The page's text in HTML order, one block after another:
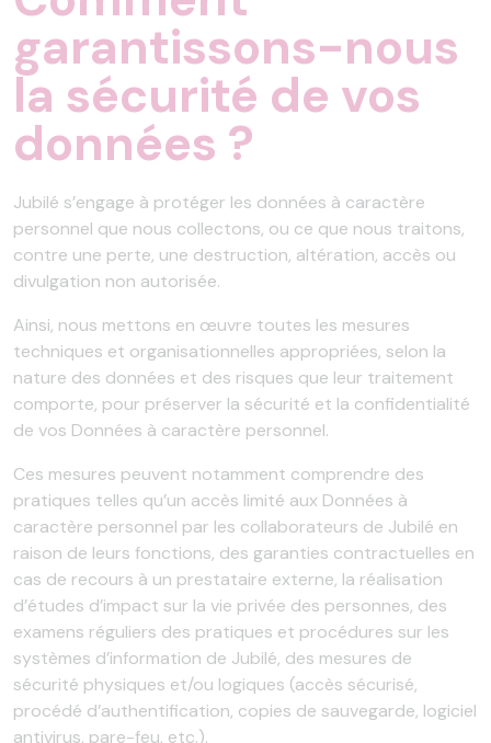
garantissons-nous
la sécurité de vos
données ?
Jubilé s’engage à protéger les données à caractère
personnel que nous collectons, ou ce que nous traitons,
contre une perte, une destruction, altération, accès ou
divulgation non autorisée.
Ainsi, nous mettons en œuvre toutes les mesures
techniques et organisationnelles appropriées, selon la
nature des données et des risques que leur traitement
comporte, pour préserver la sécurité et la confidentialité
de vos Données à caractère personnel.
Ces mesures peuvent notamment comprendre des
pratiques telles qu’un accès limité aux Données à
caractère personnel par les collaborateurs de Jubilé en
raison de leurs fonctions, des garanties contractuelles en
cas de recours à un prestataire externe, la réalisation
d’études d’impact sur la vie privée des personnes, des
examens réguliers des pratiques et procédures sur les
systèmes d’information de Jubilé, des mesures de
sécurité physiques et/ou logiques (accès sécurisé,
procédé d’authentification, copies de sauvegarde, logiciel
antivirus, pare-feu, etc.).